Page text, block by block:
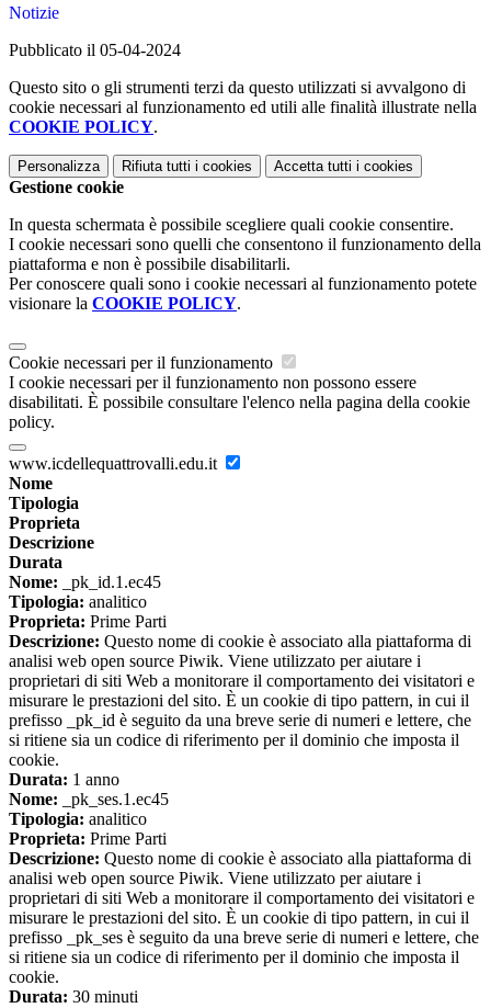
Notizie
Pubblicato il 05-04-2024
Questo sito o gli strumenti terzi da questo utilizzati si avvalgono di
cookie necessari al funzionamento ed utili alle finalità illustrate nella
COOKIE POLICY.
Personalizza Rifiuta tutti i cookies Accetta tutti i cookies
Gestione cookie
In questa schermata è possibile scegliere quali cookie consentire.
I cookie necessari sono quelli che consentono il funzionamento della
piattaforma e non è possibile disabilitarli.
Per conoscere quali sono i cookie necessari al funzionamento potete
visionare la COOKIE POLICY.
Cookie necessari per il funzionamento
I cookie necessari per il funzionamento non possono essere
disabilitati. È possibile consultare l'elenco nella pagina della cookie
policy.
www.icdellequattrovalli.edu.it
Nome
Tipologia
Proprieta
Descrizione
Durata
Nome: _pk_id.1.ec45
Tipologia: analitico
Proprieta: Prime Parti
Descrizione: Questo nome di cookie è associato alla piattaforma di
analisi web open source Piwik. Viene utilizzato per aiutare i
proprietari di siti Web a monitorare il comportamento dei visitatori e
misurare le prestazioni del sito. È un cookie di tipo pattern, in cui il
prefisso _pk_id è seguito da una breve serie di numeri e lettere, che
si ritiene sia un codice di riferimento per il dominio che imposta il
cookie.
Durata: 1 anno
Nome: _pk_ses.1.ec45
Tipologia: analitico
Proprieta: Prime Parti
Descrizione: Questo nome di cookie è associato alla piattaforma di
analisi web open source Piwik. Viene utilizzato per aiutare i
proprietari di siti Web a monitorare il comportamento dei visitatori e
misurare le prestazioni del sito. È un cookie di tipo pattern, in cui il
prefisso _pk_ses è seguito da una breve serie di numeri e lettere, che
si ritiene sia un codice di riferimento per il dominio che imposta il
cookie.
Durata: 30 minuti